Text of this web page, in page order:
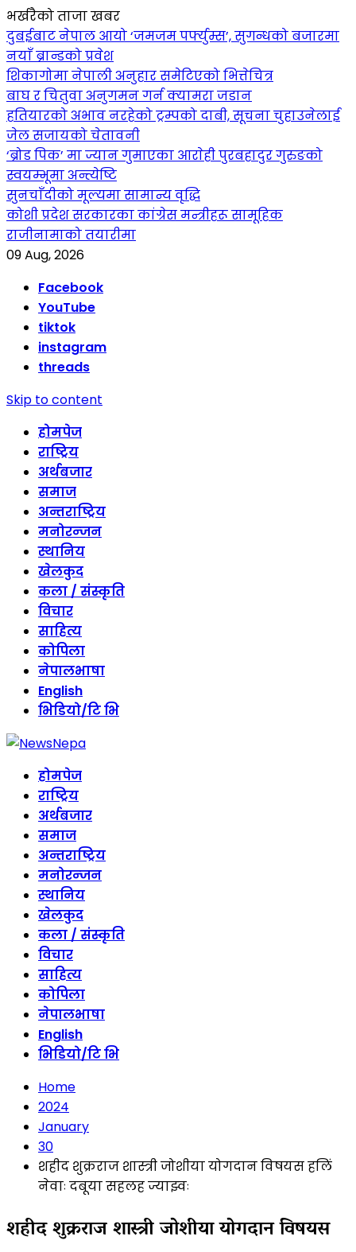
भर्खरैको ताजा खबर
दुबईबाट नेपाल आयो ‘जमजम पर्फ्युम्स’, सुगन्धको बजारमा
नयाँ ब्रान्डको प्रवेश
शिकागोमा नेपाली अनुहार समेटिएको भित्तेचित्र
बाघ र चितुवा अनुगमन गर्न क्यामरा जडान
हतियारको अभाव नरहेको ट्रम्पको दाबी, सूचना चुहाउनेलाई
जेल सजायको चेतावनी
‘ब्रोड पिक’ मा ज्यान गुमाएका आराेही पुरबहादुर गुरुङको
स्वयम्भूमा अन्त्येष्टि
सुनचाँदीको मूल्यमा सामान्य वृद्धि
कोशी प्रदेश सरकारका कांग्रेस मन्त्रीहरू सामूहिक
राजीनामाको तयारीमा
09 Aug, 2026
Facebook
YouTube
tiktok
instagram
threads
Skip to content
होमपेज
राष्ट्रिय
अर्थबजार
समाज
अन्तराष्ट्रिय
मनोरन्जन
स्थानिय
खेलकुद
कला / संस्कृति
विचार
साहित्य
कोपिला
नेपालभाषा
English
भिडियो/टि भि
होमपेज
राष्ट्रिय
अर्थबजार
समाज
अन्तराष्ट्रिय
मनोरन्जन
स्थानिय
खेलकुद
कला / संस्कृति
विचार
साहित्य
कोपिला
नेपालभाषा
English
भिडियो/टि भि
Home
2024
January
30
शहीद शुक्रराज शास्त्री जोशीया योगदान विषयस हलिं
नेवाः दबूया सहलह ज्याझ्वः
शहीद शुक्रराज शास्त्री जोशीया योगदान विषयस